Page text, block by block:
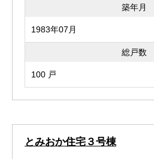
築年月
1983年07月
総戸数
100 戸
とみおか住宅３号棟